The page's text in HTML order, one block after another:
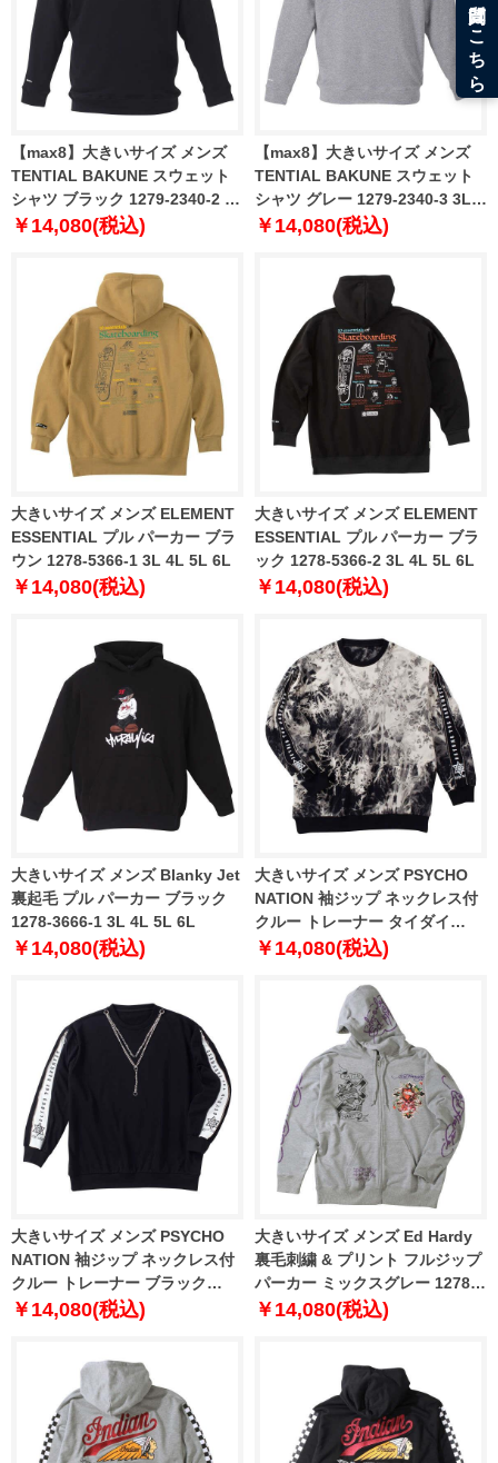
【max8】大きいサイズ メンズ
TENTIAL BAKUNE スウェット
シャツ ブラック 1279-2340-2 3L
4L 5L 6L 7L 8L
￥14,080(税込)
【max8】大きいサイズ メンズ
TENTIAL BAKUNE スウェット
シャツ グレー 1279-2340-3 3L
4L 5L 6L 7L 8L
￥14,080(税込)
大きいサイズ メンズ ELEMENT
ESSENTIAL プル パーカー ブラ
ウン 1278-5366-1 3L 4L 5L 6L
￥14,080(税込)
大きいサイズ メンズ ELEMENT
ESSENTIAL プル パーカー ブラ
ック 1278-5366-2 3L 4L 5L 6L
￥14,080(税込)
大きいサイズ メンズ Blanky Jet
裏起毛 プル パーカー ブラック
1278-3666-1 3L 4L 5L 6L
￥14,080(税込)
大きいサイズ メンズ PSYCHO
NATION 袖ジップ ネックレス付
クルー トレーナー タイダイ
1278-4305-1 3L 4L 5L 6L
￥14,080(税込)
大きいサイズ メンズ PSYCHO
NATION 袖ジップ ネックレス付
クルー トレーナー ブラック
1278-4305-2 3L 4L 5L 6L
￥14,080(税込)
大きいサイズ メンズ Ed Hardy
裏毛刺繍 & プリント フルジップ
パーカー ミックスグレー 1278-
3336-1 3L 4L 5L 6L
￥14,080(税込)